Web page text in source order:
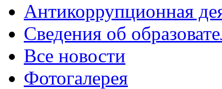
Антикоррупционная
Сведения об
Все новости
Фотогалерея